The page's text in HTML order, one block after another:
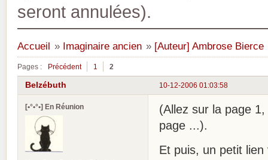
seront annulées).
Accueil » Imaginaire ancien » [Auteur] Ambrose Bierce
Pages : Précédent 1 2
10-12-2006 01:03:58
Belzébuth
[•°•°•] En Réunion
(Allez sur la page
page ...).
Et puis, un petit